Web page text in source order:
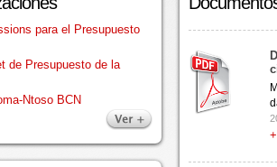
para el Presupuesto
de Presupuesto de la
Ntoso BCN